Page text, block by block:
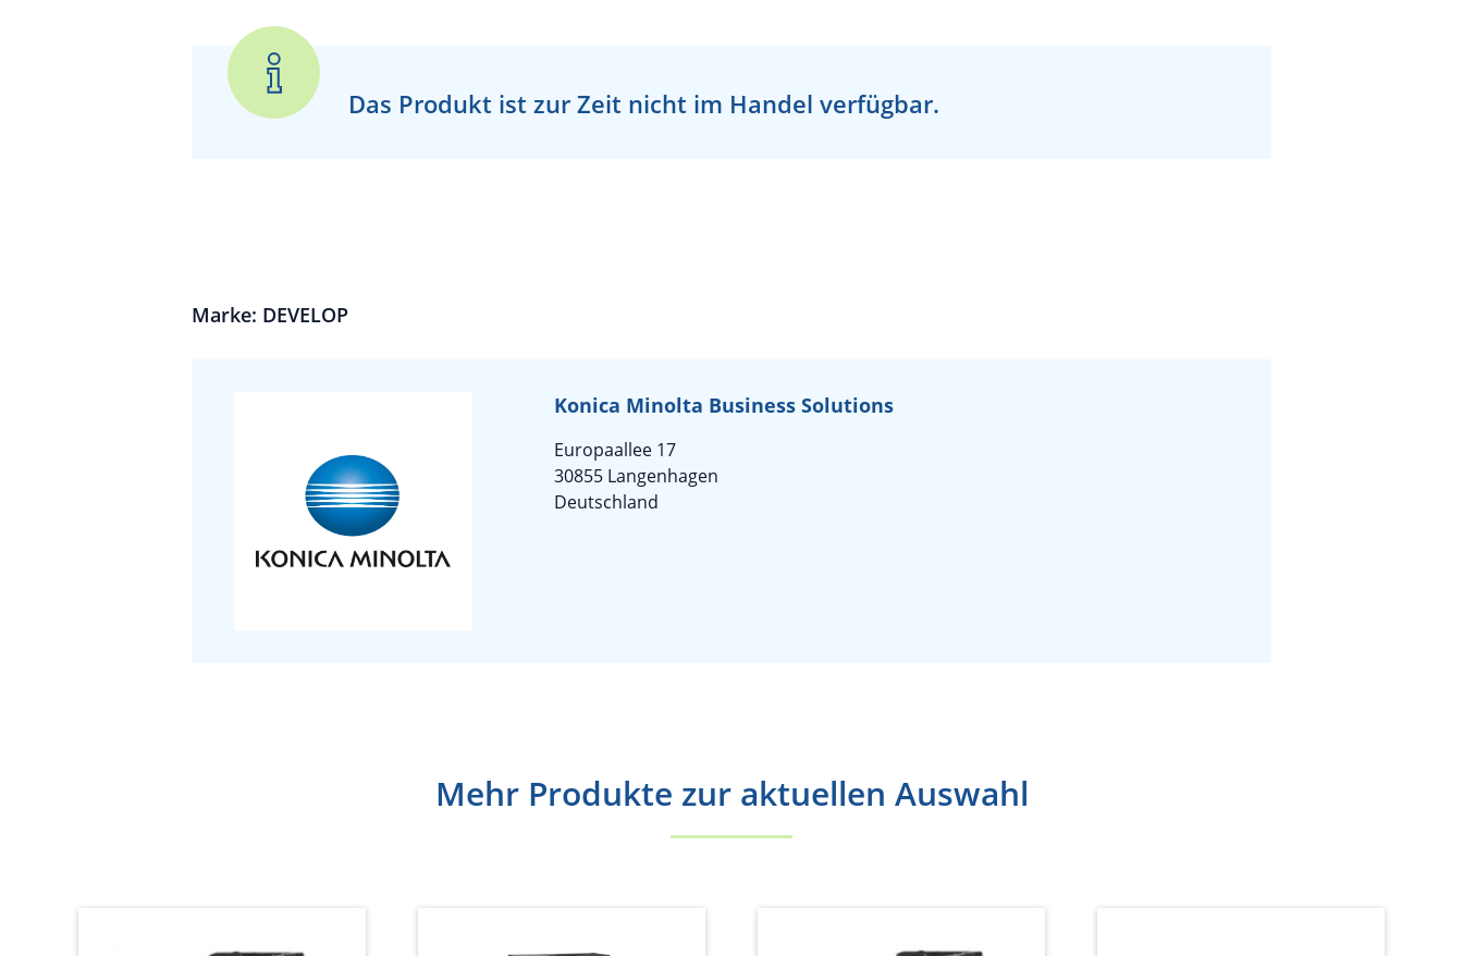
Das Produkt ist zur Zeit nicht im Handel verfügbar.
Marke: DEVELOP
Konica Minolta Business Solutions
Europaallee 17
30855 Langenhagen
Deutschland
Mehr Produkte zur aktuellen Auswahl